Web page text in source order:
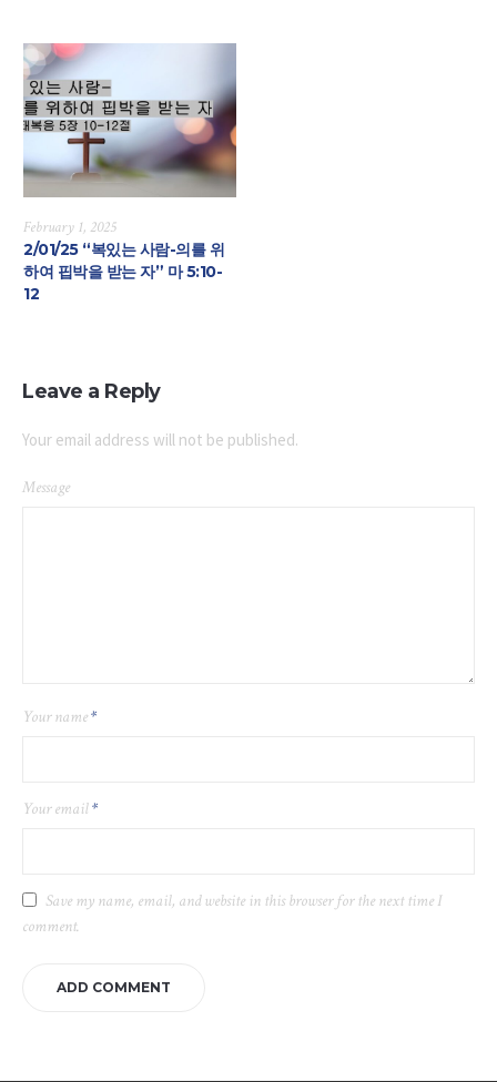
February 1, 2025
2/01/25 “복있는 사람-의를 위
하여 핍박을 받는 자” 마 5:10-
12
Leave a Reply
Your email address will not be published.
Message
Your name*
Your email*
Save my name, email, and website in this browser for the next time I
comment.